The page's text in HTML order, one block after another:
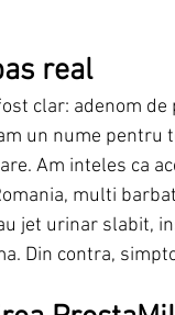
real
clar: adenom de
un nume pentru
Am inteles ca
multi
jet urinar slabit,
Din contra,